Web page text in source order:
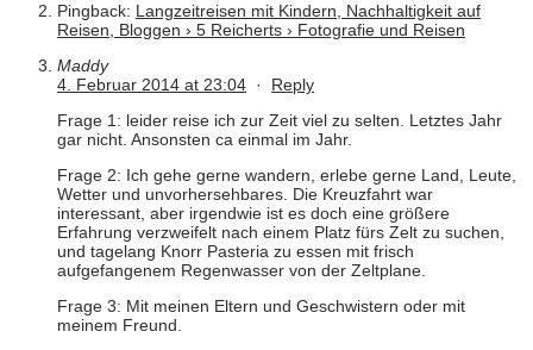
Pingback: Langzeitreisen mit Kindern, Nachhaltigkeit auf
Reisen, Bloggen › 5 Reicherts › Fotografie und Reisen
Maddy
4. Februar 2014 at 23:04 · Reply
Frage 1: leider reise ich zur Zeit viel zu selten. Letztes Jahr
gar nicht. Ansonsten ca einmal im Jahr.
Frage 2: Ich gehe gerne wandern, erlebe gerne Land, Leute,
Wetter und unvorhersehbares. Die Kreuzfahrt war
interessant, aber irgendwie ist es doch eine größere
Erfahrung verzweifelt nach einem Platz fürs Zelt zu suchen,
und tagelang Knorr Pasteria zu essen mit frisch
aufgefangenem Regenwasser von der Zeltplane.
Frage 3: Mit meinen Eltern und Geschwistern oder mit
meinem Freund.